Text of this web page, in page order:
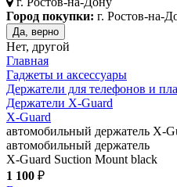
Город покупки: г. Ростов-на-
Да, верно
Нет, другой
Главная
Гаджеты и аксессуары
Держатели для телефонов и
Держатели X-Guard
X-Guard
автомобильный держатель X-
автомобильный держатель
X-Guard Suction Mount black
1 100 ₽